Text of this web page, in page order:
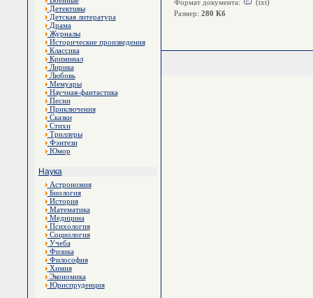
Детективы
Детская литература
Драма
Журналы
Исторические произведения
Классика
Криминал
Лирика
Любовь
Мемуары
Научная-фантастика
Песни
Приключения
Сказки
Стихи
Триллеры
Фэнтези
Юмор
Наука
Астрономия
Биология
История
Математика
Медицина
Психология
Социология
Учеба
Физика
Философия
Химия
Экономика
Юриспруденция
Формат документа:
(txt)
Размер: 280 Кб